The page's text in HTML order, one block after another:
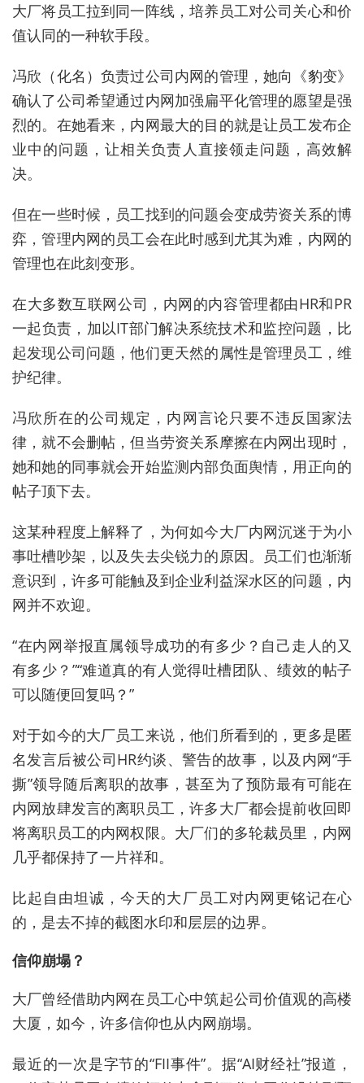
大厂将员工拉到同一阵线，培养员工对公司关心和价
值认同的一种软手段。
冯欣（化名）负责过公司内网的管理，她向《豹变》
确认了公司希望通过内网加强扁平化管理的愿望是强
烈的。在她看来，内网最大的目的就是让员工发布企
业中的问题，让相关负责人直接领走问题，高效解
决。
但在一些时候，员工找到的问题会变成劳资关系的博
弈，管理内网的员工会在此时感到尤其为难，内网的
管理也在此刻变形。
在大多数互联网公司，内网的内容管理都由HR和PR
一起负责，加以IT部门解决系统技术和监控问题，比
起发现公司问题，他们更天然的属性是管理员工，维
护纪律。
冯欣所在的公司规定，内网言论只要不违反国家法
律，就不会删帖，但当劳资关系摩擦在内网出现时，
她和她的同事就会开始监测内部负面舆情，用正向的
帖子顶下去。
这某种程度上解释了，为何如今大厂内网沉迷于为小
事吐槽吵架，以及失去尖锐力的原因。员工们也渐渐
意识到，许多可能触及到企业利益深水区的问题，内
网并不欢迎。
“在内网举报直属领导成功的有多少？自己走人的又
有多少？”“难道真的有人觉得吐槽团队、绩效的帖子
可以随便回复吗？”
对于如今的大厂员工来说，他们所看到的，更多是匿
名发言后被公司HR约谈、警告的故事，以及内网“手
撕”领导随后离职的故事，甚至为了预防最有可能在
内网放肆发言的离职员工，许多大厂都会提前收回即
将离职员工的内网权限。大厂们的多轮裁员里，内网
几乎都保持了一片祥和。
比起自由坦诚，今天的大厂员工对内网更铭记在心
的，是去不掉的截图水印和层层的边界。
信仰崩塌？
大厂曾经借助内网在员工心中筑起公司价值观的高楼
大厦，如今，许多信仰也从内网崩塌。
最近的一次是字节的“FII事件”。据“AI财经社”报道，